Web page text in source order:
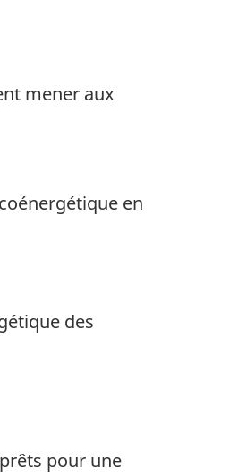
mener aux
en
des
pour une